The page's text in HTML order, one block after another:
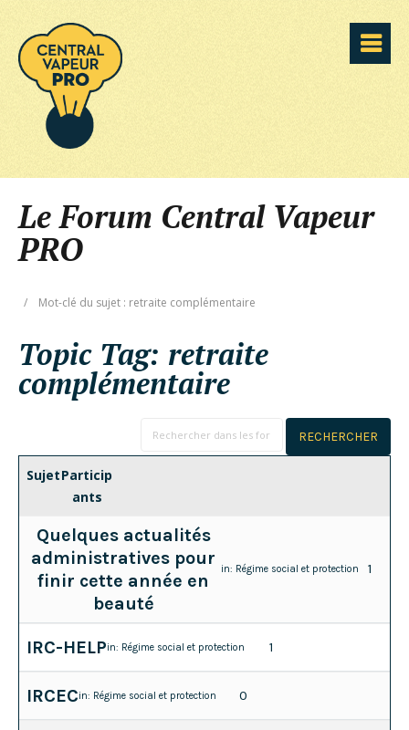
Le Forum Central Vapeur
PRO
/ Mot-clé du sujet : retraite complémentaire
Topic Tag: retraite
complémentaire
SujetParticip
ants
Quelques actualités
administratives pour
finir cette année en
beauté
in: Régime social et protection 1
IRC-HELPin: Régime social et protection 1
IRCECin: Régime social et protection 0